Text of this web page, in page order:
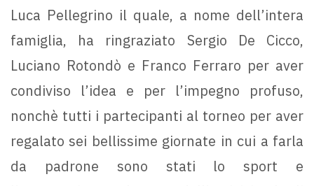
Luca Pellegrino il quale, a nome dell’intera
famiglia, ha ringraziato Sergio De Cicco,
Luciano Rotondò e Franco Ferraro per aver
condiviso l’idea e per l’impegno profuso,
nonchè tutti i partecipanti al torneo per aver
regalato sei bellissime giornate in cui a farla
da padrone sono stati lo sport e